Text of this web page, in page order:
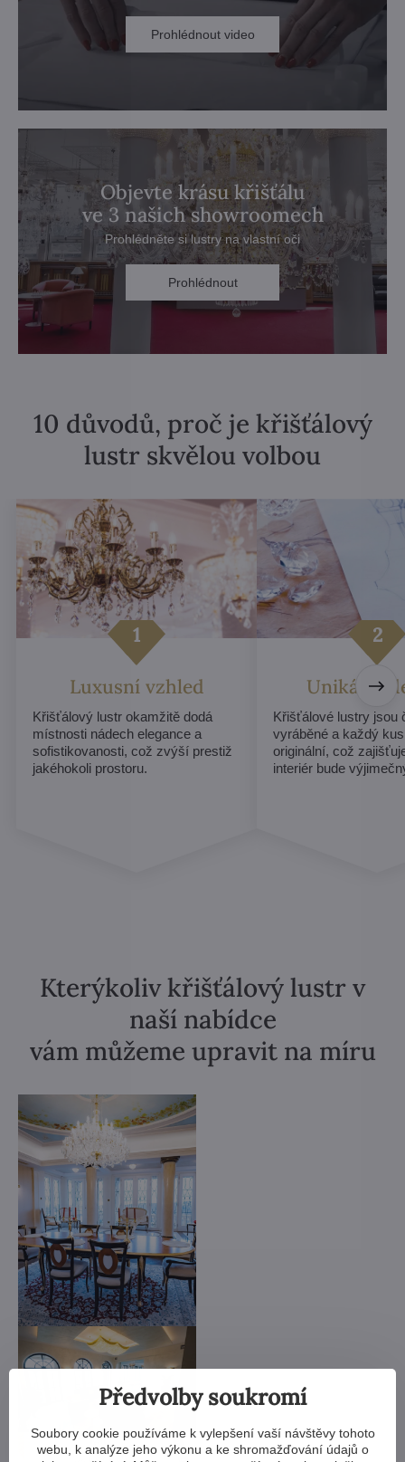
Prohlédnout video
Objevte krásu křišťálu
ve 3 našich showroomech
Prohlédněte si lustry na vlastní oči
Prohlédnout
10 důvodů, proč je křišťálový
lustr skvělou volbou
Luxusní vzhled
Křišťálový lustr okamžitě dodá
místnosti nádech elegance a
sofistikovanosti, což zvýší prestiž
jakéhokoli prostoru.
Unikátní
Křišťálové lustry jsou
vyráběné a každý
originální, což
interiér bude
Kterýkoliv křišťálový lustr v
naší nabídce
vám můžeme upravit na míru
Předvolby soukromí
Soubory cookie používáme k vylepšení vaší návštěvy tohoto
webu, k analýze jeho výkonu a ke shromažďování údajů o